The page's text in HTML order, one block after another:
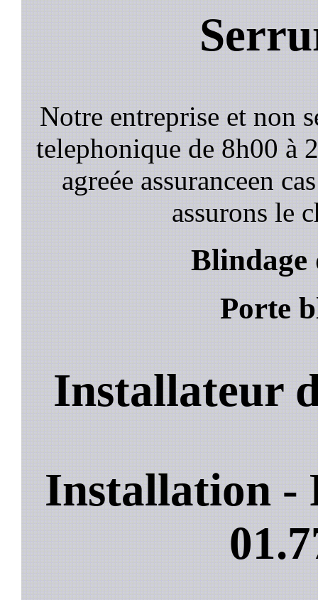
Notre entreprise et non
telephonique de 8h00 à
agreée assuranceen
assurons le
Blindage
Porte
Installateur
Installation -